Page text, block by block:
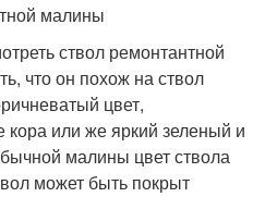
малины
ствол ремонтантной
что он похож на ствол
цвет,
кора или же яркий зеленый и
малины цвет ствола
может быть покрыт